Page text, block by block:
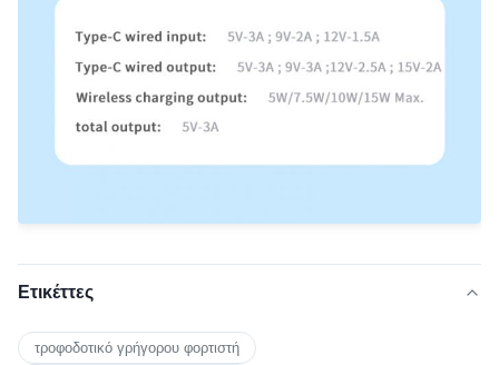
Ετικέττες
τροφοδοτικό γρήγορου φορτιστή